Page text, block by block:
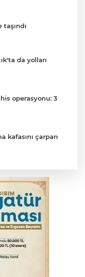
da yolları
operasyonu: 3
kafasını çarpan
2 yaralı
müzik ve